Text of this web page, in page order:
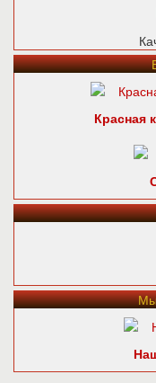
Красная
Мы